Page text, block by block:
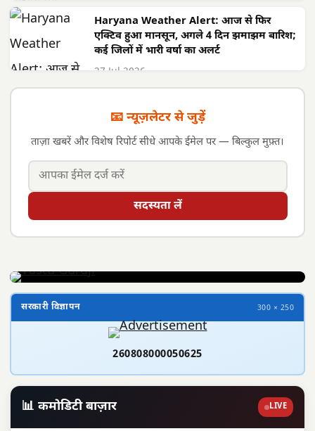
Haryana Weather Alert: आज से फिर
एक्टिव हुआ मानसून, अगले 4 दिन झमाझम बारिश;
कई जिलों में भारी वर्षा का अलर्ट
27 Jul 2026
📧 न्यूज़लेटर से जुड़ें
ताज़ा खबरें और विशेष रिपोर्ट सीधे आपके ईमेल पर — बिल्कुल मुफ़्त।
सदस्यता लें
सरकारी विज्ञापन 300 × 250
260808000050625
📊 कमोडिटी बाज़ार LIVE